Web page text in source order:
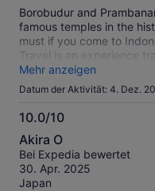
Borobudur and
famous temples in the
must if you come to
Travel is an experience
friendly and helpful in this
Mehr anzeigen
Datum der Aktivität: 4. Dez.
10.0/10
10.0
von
10
Akira O
Bei Expedia bewertet
30. Apr. 2025
Japan